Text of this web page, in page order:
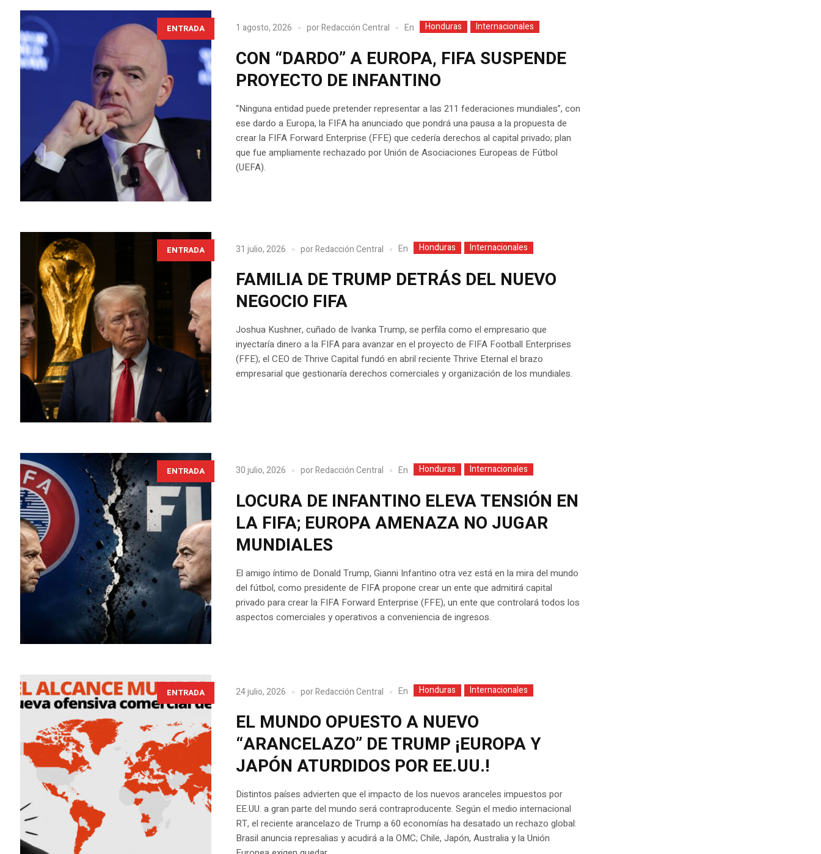
ENTRADA 1 agosto, 2026 porRedacción Central En Honduras Internacionales
CON “DARDO” A EUROPA, FIFA SUSPENDE
PROYECTO DE INFANTINO
“Ninguna entidad puede pretender representar a las 211 federaciones mundiales”, con
ese dardo a Europa, la FIFA ha anunciado que pondrá una pausa a la propuesta de
crear la FIFA Forward Enterprise (FFE) que cedería derechos al capital privado; plan
que fue ampliamente rechazado por Unión de Asociaciones Europeas de Fútbol
(UEFA).
ENTRADA 31 julio, 2026 porRedacción Central En Honduras Internacionales
FAMILIA DE TRUMP DETRÁS DEL NUEVO
NEGOCIO FIFA
Joshua Kushner, cuñado de Ivanka Trump, se perfila como el empresario que
inyectaría dinero a la FIFA para avanzar en el proyecto de FIFA Football Enterprises
(FFE); el CEO de Thrive Capital fundó en abril reciente Thrive Eternal el brazo
empresarial que gestionaría derechos comerciales y organización de los mundiales.
ENTRADA 30 julio, 2026 porRedacción Central En Honduras Internacionales
LOCURA DE INFANTINO ELEVA TENSIÓN EN
LA FIFA; EUROPA AMENAZA NO JUGAR
MUNDIALES
El amigo íntimo de Donald Trump, Gianni Infantino otra vez está en la mira del mundo
del fútbol, como presidente de FIFA propone crear un ente que admitirá capital
privado para crear la FIFA Forward Enterprise (FFE), un ente que controlará todos los
aspectos comerciales y operativos a conveniencia de ingresos.
ENTRADA 24 julio, 2026 porRedacción Central En Honduras Internacionales
EL MUNDO OPUESTO A NUEVO
“ARANCELAZO” DE TRUMP ¡EUROPA Y
JAPÓN ATURDIDOS POR EE.UU.!
Distintos países advierten que el impacto de los nuevos aranceles impuestos por
EE.UU. a gran parte del mundo será contraproducente. Según el medio internacional
RT, el reciente arancelazo de Trump a 60 economías ha desatado un rechazo global:
Brasil anuncia represalias y acudirá a la OMC; Chile, Japón, Australia y la Unión